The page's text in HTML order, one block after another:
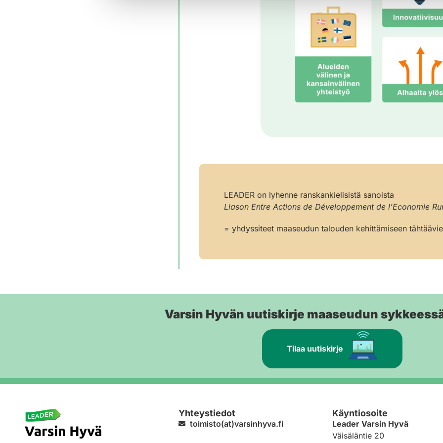
LEADER on lyhenne ranskankielisistä sanoista
Liason Entre Actions de Développement de l’Economie
= yhdyssiteet maaseudun talouden kehittämiseen
Varsin Hyvän uutiskirje maaseudun
Tilaa uutiskirje
Yhteystiedot
toimisto(at)varsinhyva.fi
Käyntiosoite
Leader Varsin Hyvä
Väisäläntie 20